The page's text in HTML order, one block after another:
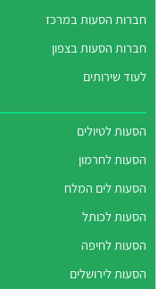
חברות הסעות במרכז
חברות הסעות בצפון
לעוד שירותים
הסעות לטיולים
הסעות לחרמון
הסעות לים המלח
הסעות לכותל
הסעות לחיפה
הסעות לירושלים